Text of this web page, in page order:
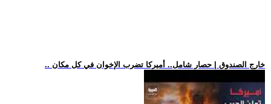
.. خارج الصندوق | حصار شامل.. أميركا تضرب الإخوان في كل مكان